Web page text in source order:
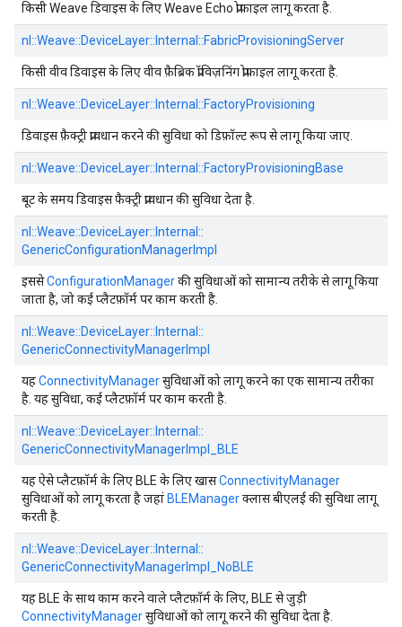
किसी Weave डिवाइस के लिए Weave Echo प्रोफ़ाइल लागू करता है.
nl::Weave::DeviceLayer:: Internal::FabricProvisioningServer
किसी वीव डिवाइस के लिए वीव फ़ैब्रिक प्रॉविज़निंग प्रोफ़ाइल लागू करता है.
nl::Weave::DeviceLayer:: Internal::FactoryProvisioning
डिवाइस फ़ैक्ट्री प्रावधान करने की सुविधा को डिफ़ॉल्ट रूप से लागू किया जाए.
nl::Weave::DeviceLayer:: Internal::FactoryProvisioningBase
बूट के समय डिवाइस फैक्ट्री प्रावधान की सुविधा देता है.
nl::Weave::DeviceLayer:: Internal::
GenericConfigurationManagerImpl
इससेConfigurationManagerकी सुविधाओं को सामान्य तरीके से लागू किया
जाता है, जो कई प्लैटफ़ॉर्म पर काम करती है.
nl::Weave::DeviceLayer:: Internal::
GenericConnectivityManagerImpl
यहConnectivityManagerसुविधाओं को लागू करने का एक सामान्य तरीका
है. यह सुविधा, कई प्लैटफ़ॉर्म पर काम करती है.
nl::Weave::DeviceLayer:: Internal::
GenericConnectivityManagerImpl_BLE
यह ऐसे प्लैटफ़ॉर्म के लिए BLE के लिए खासConnectivityManager
सुविधाओं को लागू करता है जहां BLEManagerक्लास बीएलई की सुविधा लागू
करती है.
nl::Weave::DeviceLayer:: Internal::
GenericConnectivityManagerImpl_NoBLE
यह BLE के साथ काम करने वाले प्लैटफ़ॉर्म के लिए, BLE से जुड़ी
ConnectivityManagerसुविधाओं को लागू करने की सुविधा देता है.